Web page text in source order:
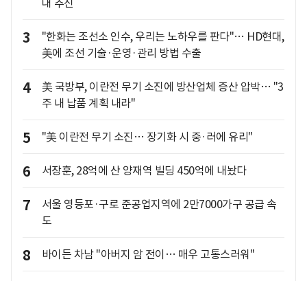
대 추진
3
"한화는 조선소 인수, 우리는 노하우를 판다"… HD현대,
美에 조선 기술·운영·관리 방법 수출
4
美 국방부, 이란전 무기 소진에 방산업체 증산 압박… "3
주 내 납품 계획 내라"
5 "美 이란전 무기 소진… 장기화 시 중·러에 유리"
6 서장훈, 28억에 산 양재역 빌딩 450억에 내놨다
7
서울 영등포·구로 준공업지역에 2만7000가구 공급 속
도
8 바이든 차남 "아버지 암 전이… 매우 고통스러워"